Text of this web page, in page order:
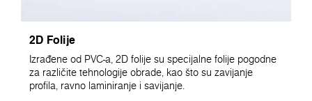
2D Folije
Izrađene od PVC-a, 2D folije su specijalne folije pogodne
za različite tehnologije obrade, kao što su zavijanje
profila, ravno laminiranje i savijanje.